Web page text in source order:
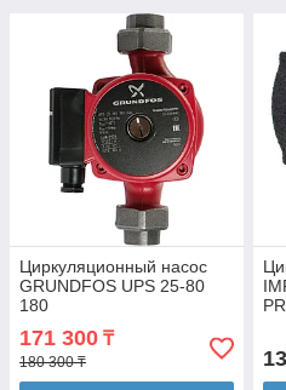
Циркуляционный насос
GRUNDFOS UPS 25-80
180
171 300 ₸
180 300 ₸